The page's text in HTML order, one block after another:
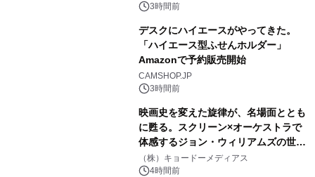
3時間前
デスクにハイエースがやってきた。
「ハイエース型ふせんホルダー」
Amazonで予約販売開始
CAMSHOP.JP
3時間前
映画史を変えた旋律が、名場面ととも
に甦る。スクリーン×オーケストラで
体感するジョン・ウィリアムズの世
界。ジョン・ウィリアムズ：シネマ・
スペクタキュラー・コンサート 開催決
（株）キョードーメディアス
4時間前